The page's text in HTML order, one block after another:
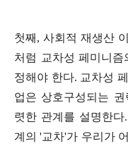
첫째 ,사회적 재생산
처럼 교차성 페미니
정해야 한다. 교차성
업은 상호구성되는 권
렷한 관계를 설명한다.
계의'교차'가 우리가